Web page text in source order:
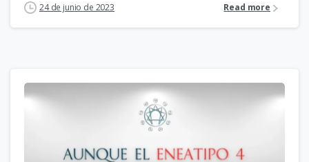
24 de junio de 2023 Read more